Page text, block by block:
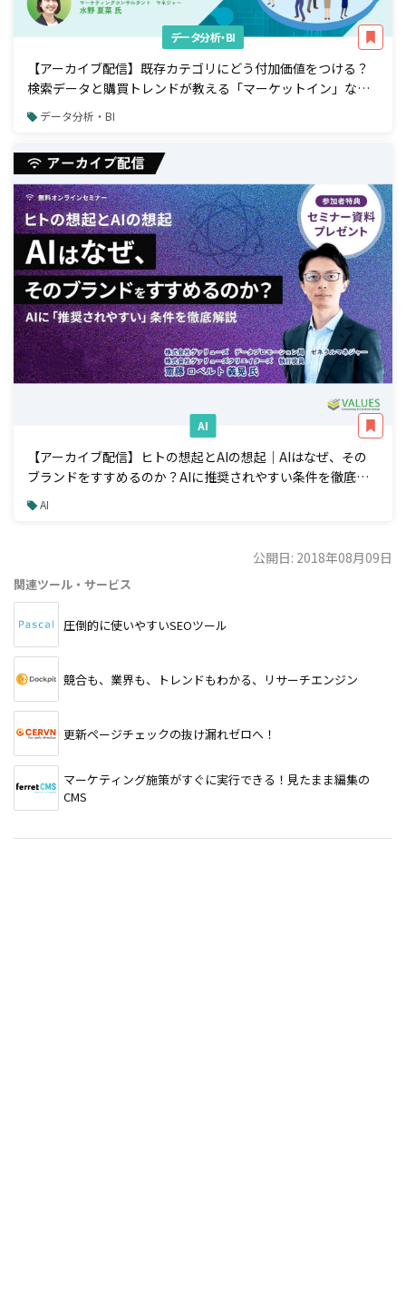
データ分析・BI
【アーカイブ配信】既存カテゴリにどう付加価値をつける？
検索データと購買トレンドが教える「マーケットイン」な商
品開発アプローチ
データ分析・BI
AI
【アーカイブ配信】ヒトの想起とAIの想起｜AIはなぜ、その
ブランドをすすめるのか？AIに推奨されやすい条件を徹底解
説 AI
公開日: 2018年08月09日
関連ツール・サービス
圧倒的に使いやすいSEOツール
競合も、業界も、トレンドもわかる、リサーチエンジン
更新ページチェックの抜け漏れゼロへ！
マーケティング施策がすぐに実行できる！見たまま編集の
CMS